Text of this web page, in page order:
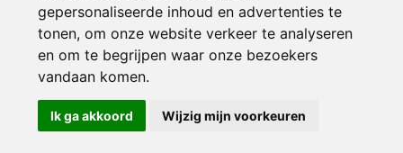
gepersonaliseerde inhoud en advertenties te
tonen, om onze website verkeer te analyseren
en om te begrijpen waar onze bezoekers
vandaan komen.
Ik ga akkoord Wijzig mijn voorkeuren
© 2000-2026 UFE Media:Managersonline.nl|Brisk magazine
Partners:Autowereld.com